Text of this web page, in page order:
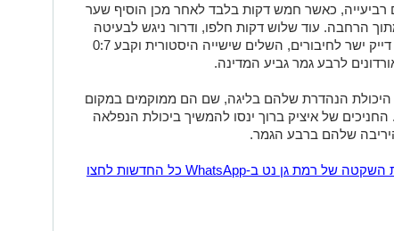
רביעייה, כאשר חמש דקות בלבד לאחר מכן הוסיף שער
הרחבה. עוד שלוש דקות חלפו, ודרור ניגש לבעיטה
חופשית נוספת וגם אותה דייק ישר לחיבורים, השלים שישייה היסטורית וקבע 0:7
לרבע גמר גביע המדינה.
הנהדרת שלהם בליגה, שם הם ממוקמים במקום
של איציק ברוך ינסו להמשיך ביכולת הנפלאה
שלהם ברבע הגמר.
הצטרפו לקבוצת החדשות השקטה של רמת גן נט ב-WhatsApp כל החדשות לחצו